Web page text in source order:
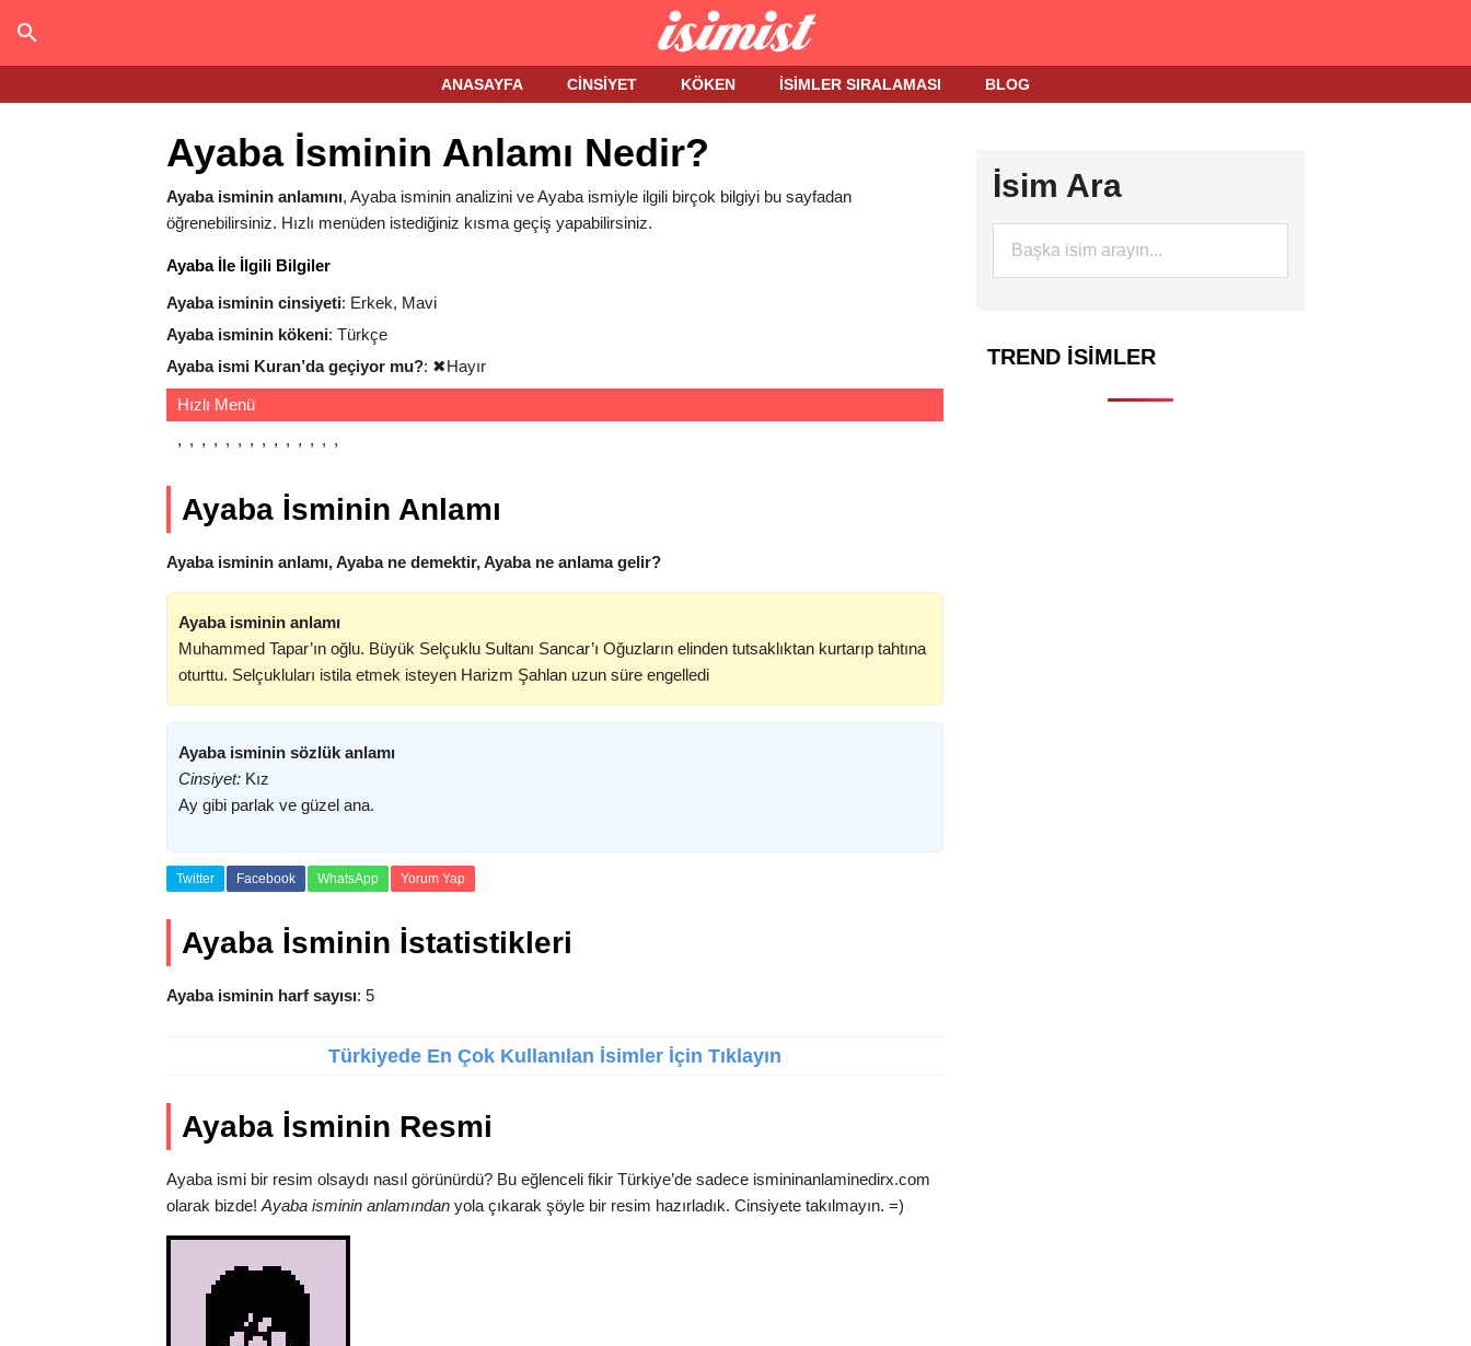
ANASAYFA CINSIYET KÖKEN İSIMLER SIRALAMASI BLOG
Ayaba İsminin Anlamı Nedir?
Ayaba isminin anlamını, Ayaba isminin analizini ve Ayaba ismiyle ilgili birçok bilgiyi bu sayfadan
öğrenebilirsiniz. Hızlı menüden istediğiniz kısma geçiş yapabilirsiniz.
Ayaba İle İlgili Bilgiler
Ayaba isminin cinsiyeti: Erkek, Mavi
Ayaba isminin kökeni: Türkçe
Ayaba ismi Kuran’da geçiyor mu?: ✖Hayır
Hızlı Menü
Ayaba İsminin Anlamı
Ayaba isminin anlamı, Ayaba ne demektir, Ayaba ne anlama gelir?
Ayaba isminin anlamı
Muhammed Tapar’ın oğlu. Büyük Selçuklu Sultanı Sancar’ı Oğuzların elinden tutsaklıktan kurtarıp tahtına
oturttu. Selçukluları istila etmek isteyen Harizm Şahlan uzun süre engelledi
Ayaba isminin sözlük anlamı
Cinsiyet: Kız
Ay gibi parlak ve güzel ana.
Twitter Facebook WhatsApp Yorum Yap
Ayaba İsminin İstatistikleri
Ayaba isminin harf sayısı: 5
Türkiyede En Çok Kullanılan İsimler İçin Tıklayın
Ayaba İsminin Resmi
Ayaba ismi bir resim olsaydı nasıl görünürdü? Bu eğlenceli fikir Türkiye’de sadece ismininanlaminedirx.com
olarak bizde! Ayaba isminin anlamından yola çıkarak şöyle bir resim hazırladık. Cinsiyete takılmayın. =)
İsim Ara
TREND İSIMLER